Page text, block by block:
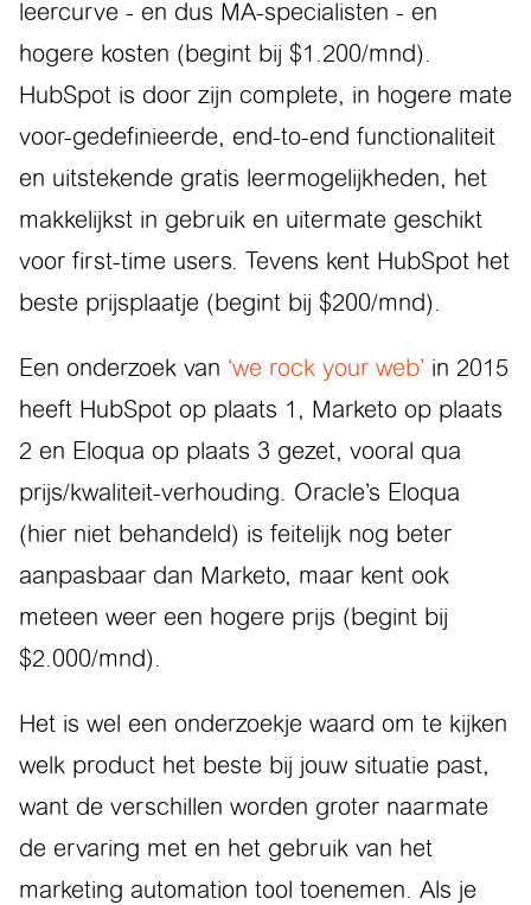
leercurve - en dus MA-specialisten - en
hogere kosten (begint bij $1.200/mnd).
HubSpot is door zijn complete, in hogere mate
voor-gedefinieerde, end-to-end functionaliteit
en uitstekende gratis leermogelijkheden, het
makkelijkst in gebruik en uitermate geschikt
voor first-time users. Tevens kent HubSpot het
beste prijsplaatje (begint bij $200/mnd).
Een onderzoek van ‘we rock your web’ in 2015
heeft HubSpot op plaats 1, Marketo op plaats
2 en Eloqua op plaats 3 gezet, vooral qua
prijs/kwaliteit-verhouding. Oracle’s Eloqua
(hier niet behandeld) is feitelijk nog beter
aanpasbaar dan Marketo, maar kent ook
meteen weer een hogere prijs (begint bij
$2.000/mnd).
Het is wel een onderzoekje waard om te kijken
welk product het beste bij jouw situatie past,
want de verschillen worden groter naarmate
de ervaring met en het gebruik van het
marketing automation tool toenemen. Als je